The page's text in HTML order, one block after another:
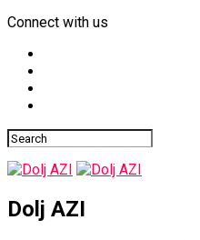
Connect with us
Dolj AZI